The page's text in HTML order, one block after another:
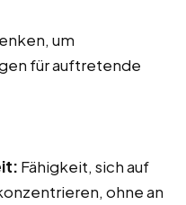
um
für auftretende
Fähigkeit, sich auf
ohne an